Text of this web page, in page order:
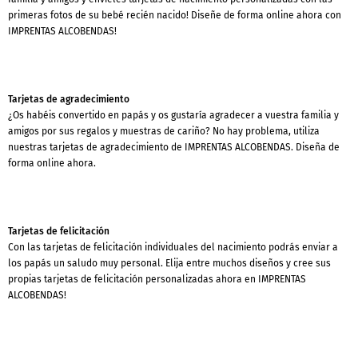
primeras fotos de su bebé recién nacido! Diseñe de forma online ahora con
IMPRENTAS ALCOBENDAS!
Tarjetas de agradecimiento
¿Os habéis convertido en papás y os gustaría agradecer a vuestra familia y
amigos por sus regalos y muestras de cariño? No hay problema, utiliza
nuestras tarjetas de agradecimiento de IMPRENTAS ALCOBENDAS. Diseña de
forma online ahora.
Tarjetas de felicitación
Con las tarjetas de felicitación individuales del nacimiento podrás enviar a
los papás un saludo muy personal. Elija entre muchos diseños y cree sus
propias tarjetas de felicitación personalizadas ahora en IMPRENTAS
ALCOBENDAS!